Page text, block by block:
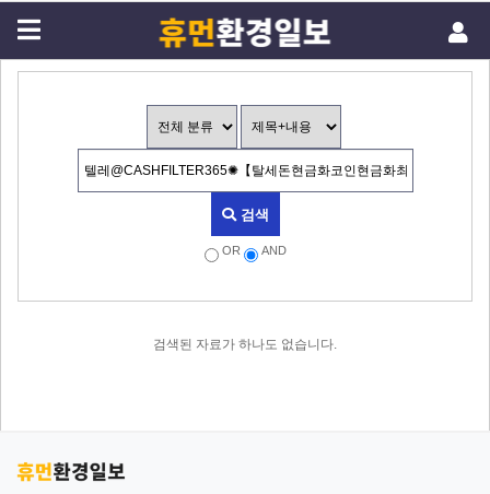
검색
OR AND
검색된 자료가 하나도 없습니다.